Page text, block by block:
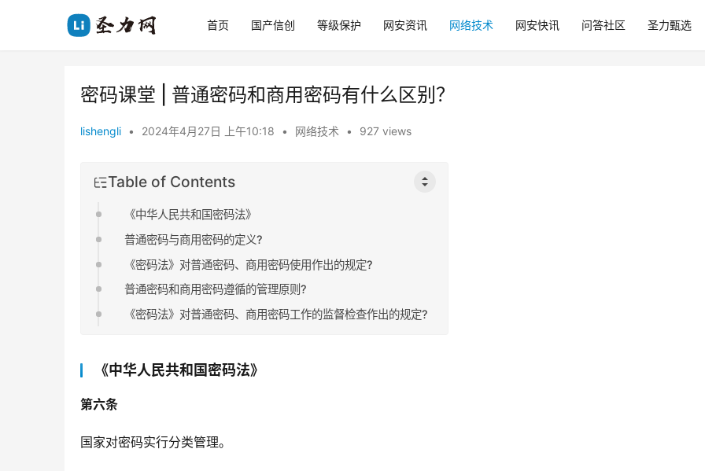
首页 国产信创 等级保护 网安资讯 网络技术 网安快讯 问答社区 圣力甄选
密码课堂 | 普通密码和商用密码有什么区别？
lishengli • 2024年4月27日 上午10:18 • 网络技术 • 927 views
Table of Contents
《中华人民共和国密码法》
普通密码与商用密码的定义?
《密码法》对普通密码、商用密码使用作出的规定?
普通密码和商用密码遵循的管理原则?
《密码法》对普通密码、商用密码工作的监督检查作出的规定?
《中华人民共和国密码法》
第六条
国家对密码实行分类管理。